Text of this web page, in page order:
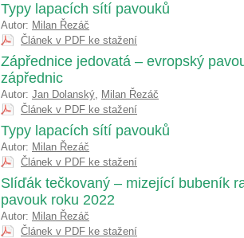
Typy lapacích sítí pavouků
Autor: Milan Řezáč
Článek v PDF ke stažení
Zápřednice jedovatá – evropský
zápřednic
Autor: Jan Dolanský, Milan Řezáč
Článek v PDF ke stažení
Typy lapacích sítí pavouků
Autor: Milan Řezáč
Článek v PDF ke stažení
Slíďák tečkovaný – mizející bubeník
pavouk roku 2022
Autor: Milan Řezáč
Článek v PDF ke stažení